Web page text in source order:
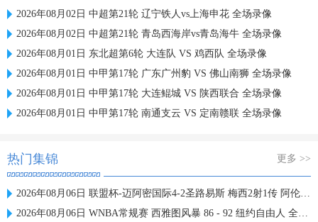
2026年08月02日 中超第21轮 辽宁铁人vs上海申花 全场录像
2026年08月02日 中超第21轮 青岛西海岸vs青岛海牛 全场录像
2026年08月01日 东北超第6轮 大连队 VS 鸡西队 全场录像
2026年08月01日 中甲第17轮 广东广州豹 VS 佛山南狮 全场录像
2026年08月01日 中甲第17轮 大连鲲城 VS 陕西联合 全场录像
2026年08月01日 中甲第17轮 南通支云 VS 定南赣联 全场录像
热门集锦 更多 >>
2026年08月06日 联盟杯-迈阿密国际4-2圣路易斯 梅西2射1传 阿伦助攻戴帽
2026年08月06日 WNBA常规赛 西雅图风暴 86 - 92 纽约自由人 全场集锦